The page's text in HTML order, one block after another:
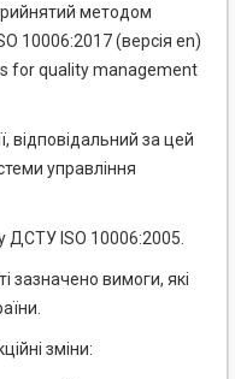
методом
10006:2017 (версія en)
for quality management
відповідальний за цей
управління
ДСТУ ISO 10006:2005.
зазначено вимоги, які
зміни: